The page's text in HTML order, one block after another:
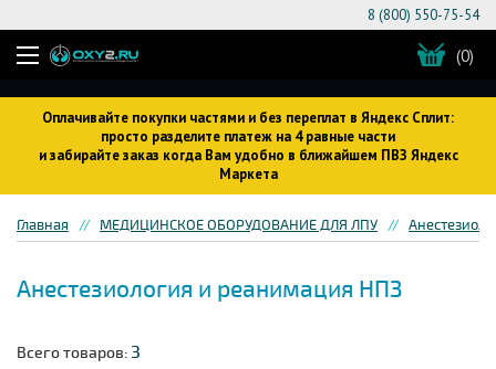
Оплачивайте покупки частями и без переплат в Яндекс Сплит:
просто разделите платеж на 4 равные части
и забирайте заказ когда Вам удобно в ближайшем ПВЗ Яндекс
Маркета
8 (800) 550-75-54
(0)
Главная МЕДИЦИНСКОЕ ОБОРУДОВАНИЕ ДЛЯ ЛПУ
Анестезиология и реанимация НПЗ
Всего товаров:3